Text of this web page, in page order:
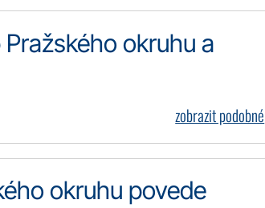
okruhu a
zobrazit podobné
okruhu povede